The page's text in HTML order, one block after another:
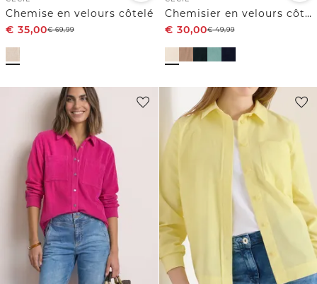
Chemise en velours côtelé
€ 35,00€69,99
Chemisier en velours côtelé Split Neck
€ 30,00€49,99